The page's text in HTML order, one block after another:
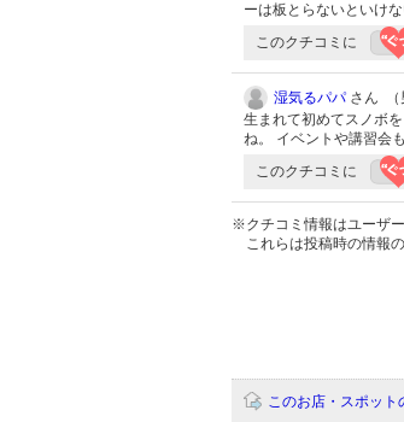
ーは板とらないといけ
このクチコミに
湿気るパパさん （
生まれて初めてスノボ
ね。 イベントや講習会
このクチコミに
※クチコミ情報はユーザ
これらは投稿時の情報
このお店・スポッ